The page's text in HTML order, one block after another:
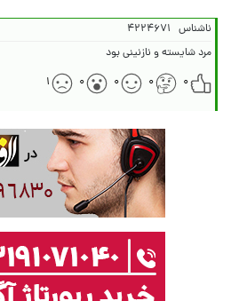
ناشناس ۴۲۲۴۶۷۱
مرد شایسته و نازنینی بود
۰
۰ ۰ ۰ ۱